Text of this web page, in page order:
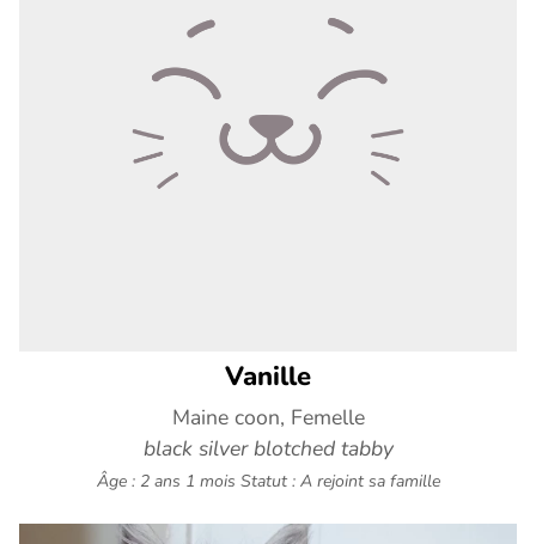
Vanille
Maine coon, Femelle
black silver blotched tabby
Âge : 2 ans 1 mois Statut : A rejoint sa famille